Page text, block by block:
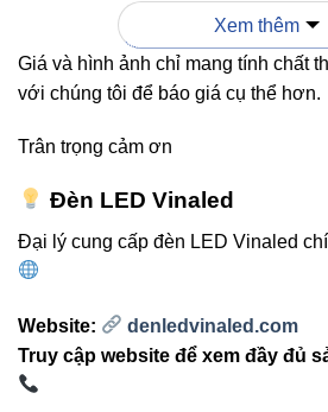
60% điện năng so với đèn
thống.
Dễ dàng lắp đặt:Dây treo có
3. So sánh đèn
VINALED
Xem thêm
Giá và hình ảnh chỉ mang tính chất
với chúng tôi để báo giá cụ thể hơn.
Trân trọng cảm ơn
Đèn LED Vinaled
Đại lý cung cấp đèn LED Vinaled
Website:
denledvinaled.com
Truy cập website để xem đầy đủ